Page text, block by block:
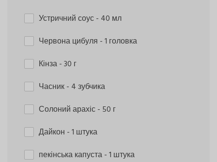
Устричний соус- 40 мл
Червона цибуля - 1 головка
Кінза- 30 г
Часник- 4 зубчика
Солоний арахіс- 50 г
Дайкон - 1 штука
пекінська капуста- 1 штука